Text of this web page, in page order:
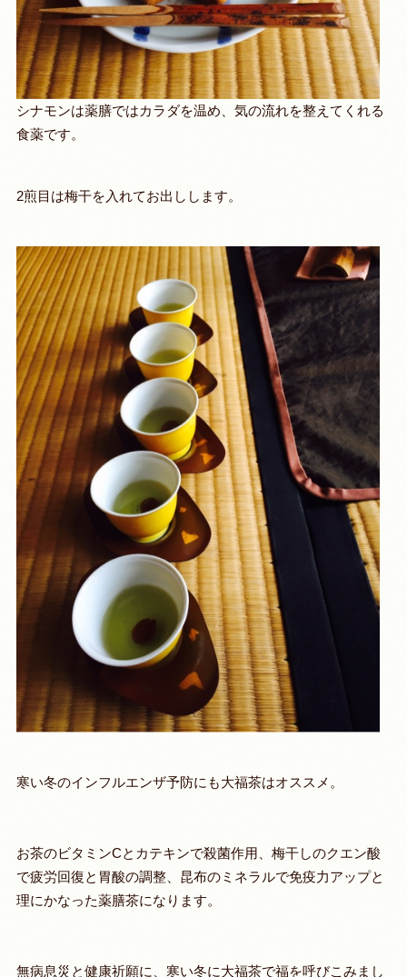
シナモンは薬膳ではカラダを温め、気の流れを整えてくれる
食薬です。
2煎目は梅干を入れてお出しします。
寒い冬のインフルエンザ予防にも大福茶はオススメ。
お茶のビタミンCとカテキンで殺菌作用、梅干しのクエン酸
で疲労回復と胃酸の調整、昆布のミネラルで免疫力アップと
理にかなった薬膳茶になります。
無病息災と健康祈願に、寒い冬に大福茶で福を呼びこみまし